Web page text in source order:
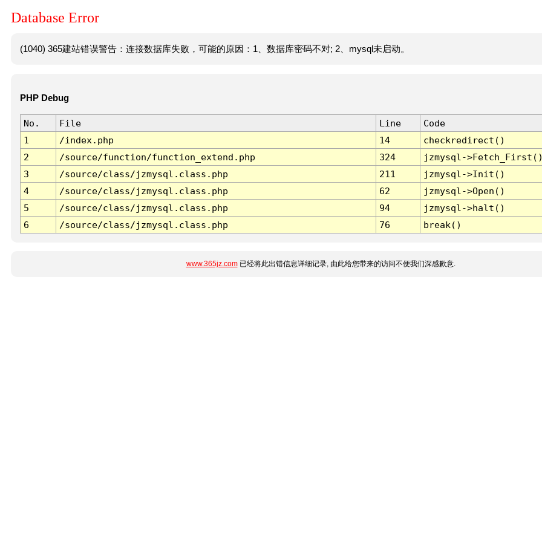
Database Error
(1040) 365建站错误警告：连接数据库失败，可能的原因：1、数据库密码不对; 2、mysql未启动。
PHP Debug
No. File Line
Code
1
/index.php 14
checkredirect()
2
/source/function/function_extend.php 324
jzmysql-
3
/source/class/jzmysql.class.php 211
jzmysql->Init()
4
/source/class/jzmysql.class.php 62
jzmysql->Open()
5
/source/class/jzmysql.class.php 94
jzmysql->halt()
6
/source/class/jzmysql.class.php 76 break()
www.365jz.com已经将此出错信息详细记录, 由此给您带来的访问不便我们深感歉意.